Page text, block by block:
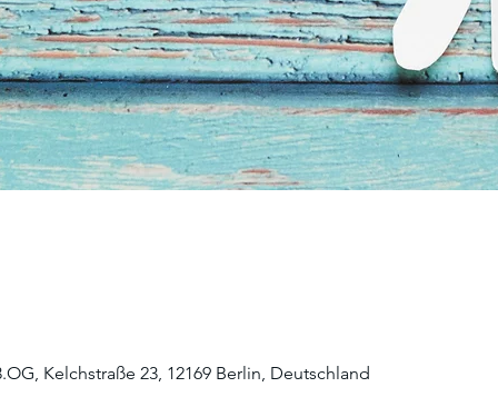
Kelchstraße 23, 12169 Berlin, Deutschland